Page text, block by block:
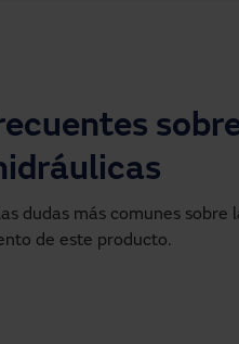
dudas más comunes sobre
de este producto.